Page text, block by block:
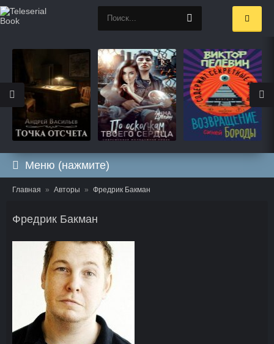
Меню (нажмите)
Главная Авторы Фредрик Бакман
Фредрик Бакман